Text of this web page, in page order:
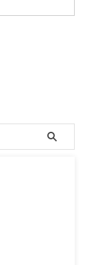
年3月26日）